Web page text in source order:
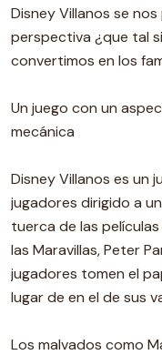
Disney Villanos se
perspectiva ¿que tal
convertimos en los
Un juego con un
mecánica
Disney Villanos es un
jugadores dirigido a
tuerca de las
las Maravillas, Peter
jugadores tomen el
lugar de en el de sus
Los malvados como